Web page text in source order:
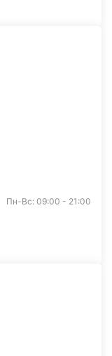
Пн-Вс: 09:00 - 21:00